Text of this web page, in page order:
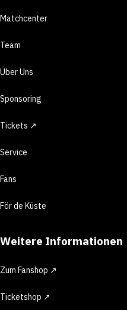
Matchcenter
Team
Über Uns
Sponsoring
Tickets ↗
Service
Fans
För de Küste
Weitere Informationen
Zum Fanshop ↗
Ticketshop ↗